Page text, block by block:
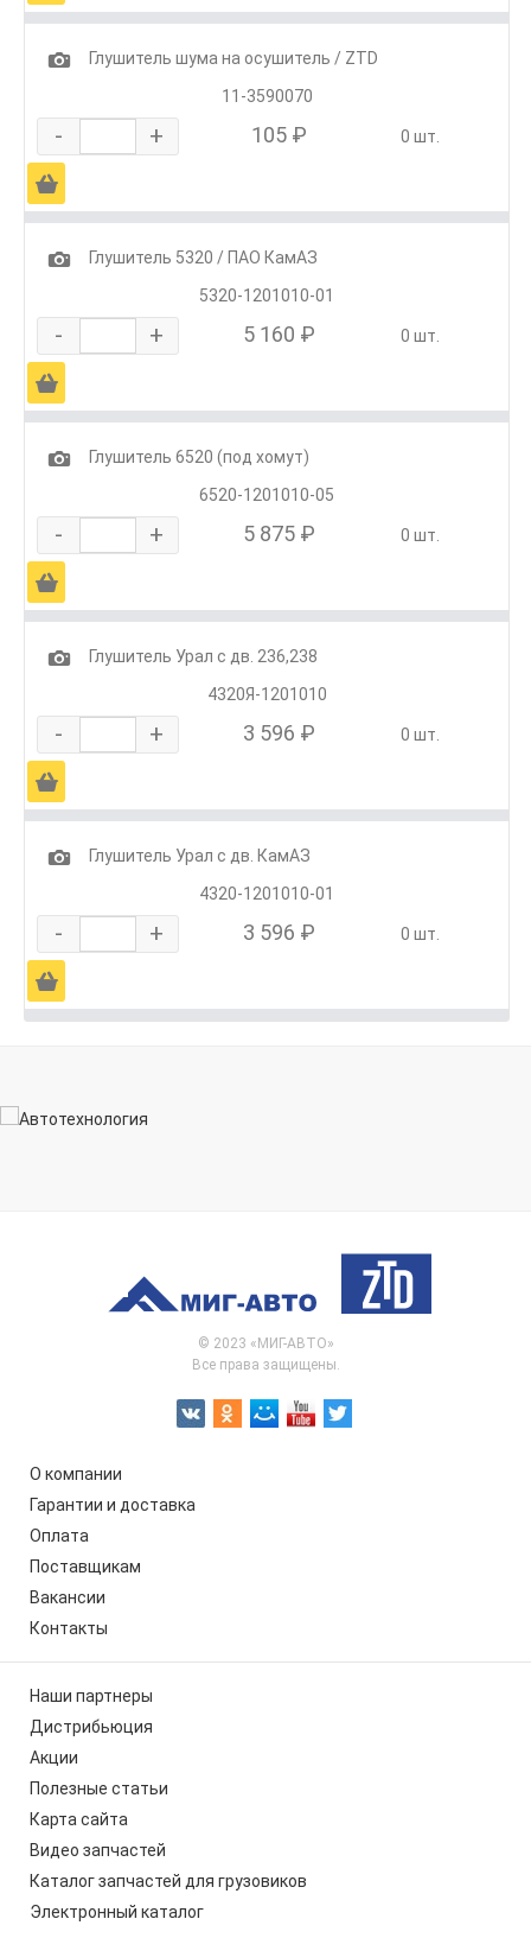
1
Глушитель шума на осушитель / ZTD
11-3590070
- + 105 ₽ 0 шт.
Ä
1
Глушитель 5320 / ПАО КамАЗ
5320-1201010-01
- + 5 160 ₽ 0 шт.
Ä
1
Глушитель 6520 (под хомут)
6520-1201010-05
- + 5 875 ₽ 0 шт.
Ä
1
Глушитель Урал с дв. 236,238
4320Я-1201010
- + 3 596 ₽ 0 шт.
Ä
1
Глушитель Урал с дв. КамАЗ
4320-1201010-01
- + 3 596 ₽ 0 шт.
Ä
© 2023 «МИГ-АВТО»
Все права защищены.
О компании
Гарантии и доставка
Оплата
Поставщикам
Вакансии
Контакты
Наши партнеры
Дистрибьюция
Акции
Полезные статьи
Карта сайта
Видео запчастей
Каталог запчастей для грузовиков
Электронный каталог